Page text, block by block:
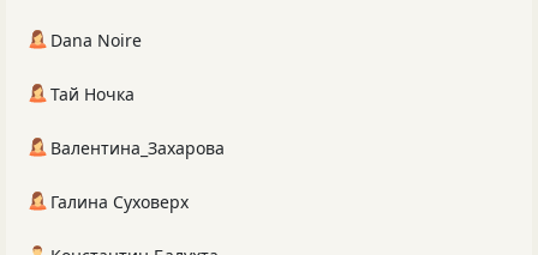
Dana Noire
Тай Ночка
Валентина_Захарова
Галина Суховерх